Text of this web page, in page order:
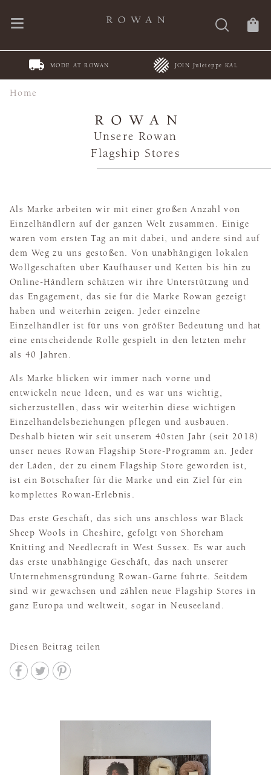
MODE AT ROWAN JOIN Juleteppe KAL
Home
Unsere Rowan
Flagship Stores
Als Marke arbeiten wir mit einer großen Anzahl von
Einzelhändlern auf der ganzen Welt zusammen. Einige
waren vom ersten Tag an mit dabei, und andere sind auf
dem Weg zu uns gestoßen. Von unabhängigen lokalen
Wollgeschäften über Kaufhäuser und Ketten bis hin zu
Online-Händlern schätzen wir ihre Unterstützung und
das Engagement, das sie für die Marke Rowan gezeigt
haben und weiterhin zeigen. Jeder einzelne
Einzelhändler ist für uns von größter Bedeutung und hat
eine entscheidende Rolle gespielt in den letzten mehr
als 40 Jahren.
Als Marke blicken wir immer nach vorne und
entwickeln neue Ideen, und es war uns wichtig,
sicherzustellen, dass wir weiterhin diese wichtigen
Einzelhandelsbeziehungen pflegen und ausbauen.
Deshalb bieten wir seit unserem 40sten Jahr (seit 2018)
unser neues Rowan Flagship Store-Programm an. Jeder
der Läden, der zu einem Flagship Store geworden ist,
ist ein Botschafter für die Marke und ein Ziel für ein
komplettes Rowan-Erlebnis.
Das erste Geschäft, das sich uns anschloss war Black
Sheep Wools in Cheshire, gefolgt von Shoreham
Knitting and Needlecraft in West Sussex. Es war auch
das erste unabhängige Geschäft, das nach unserer
Unternehmensgründung Rowan-Garne führte. Seitdem
sind wir gewachsen und zählen neue Flagship Stores in
ganz Europa und weltweit, sogar in Neuseeland.
Diesen Beitrag teilen